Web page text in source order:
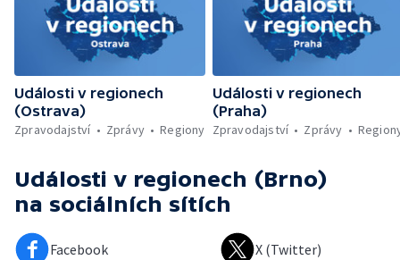
Události v regionech
(Ostrava)
Zpravodajství
Zprávy Regiony
Události v regionech
(Praha)
Zpravodajství
Zprávy
Události v regionech (Brno)
na sociálních sítích
Facebook X (Twitter)